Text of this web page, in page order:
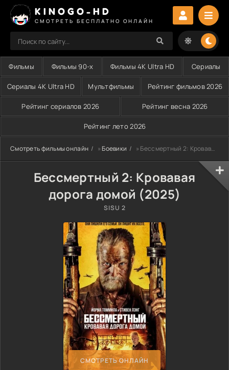
KINOGO-HD
СМОТРЕТЬ БЕСПЛАТНО ОНЛАЙН
Фильмы Фильмы 90-х Фильмы 4K Ultra HD Сериалы
Сериалы 4K Ultra HD Мультфильмы Рейтинг фильмов 2026
Рейтинг сериалов 2026 Рейтинг весна 2026
Рейтинг лето 2026
Смотреть фильмы онлайн »Боевики » Бессмертный 2: Кровавая дорога домой (2025)
Бессмертный 2: Кровавая
дорога домой (2025)
SISU 2
СМОТРЕТЬ ОНЛАЙН